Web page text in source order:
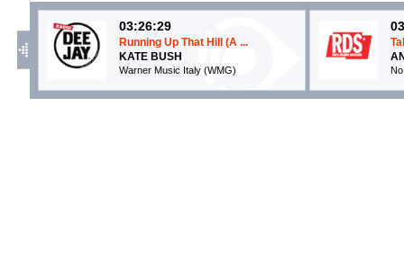
03:26:29
Running Up That Hill (A ...
KATE BUSH
Warner Music Italy (WMG)